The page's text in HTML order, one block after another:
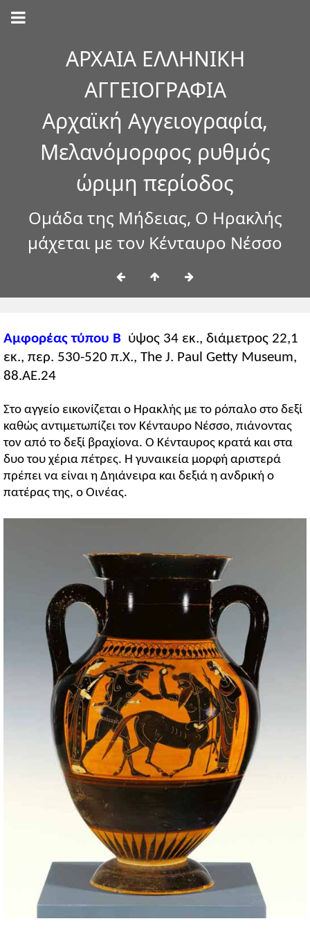
ΑΡΧΑΙΑ ΕΛΛΗΝΙΚΗ
ΑΓΓΕΙΟΓΡΑΦΙΑ
Αρχαϊκή Αγγειογραφία,
Μελανόμορφος ρυθμός
ώριμη περίοδος
Ομάδα της Μήδειας, Ο Ηρακλής
μάχεται με τον Κένταυρο Νέσσο
Αμφορέας τύπου Β ύψος 34 εκ., διάμετρος 22,1
εκ., περ. 530-520 π.Χ., The J. Paul Getty Museum,
88.AE.24
Στο αγγείο εικονίζεται ο Ηρακλής με το ρόπαλο στο δεξί
καθώς αντιμετωπίζει τον Κένταυρο Νέσσο, πιάνοντας
τον από το δεξί βραχίονα. Ο Κένταυρος κρατά και στα
δυο του χέρια πέτρες. Η γυναικεία μορφή αριστερά
πρέπει να είναι η Δηιάνειρα και δεξιά η ανδρική ο
πατέρας της, ο Οινέας.